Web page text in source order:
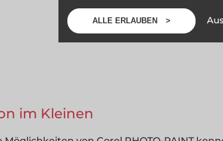
im Kleinen
ALLE ERLAUBEN